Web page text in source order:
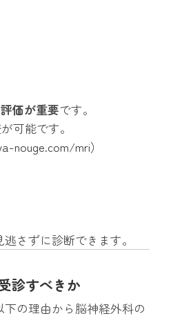
価が重要です。
可能です。
nouge.com/mri）
さずに診断できます。
診すべきか
の理由から脳神経外科の